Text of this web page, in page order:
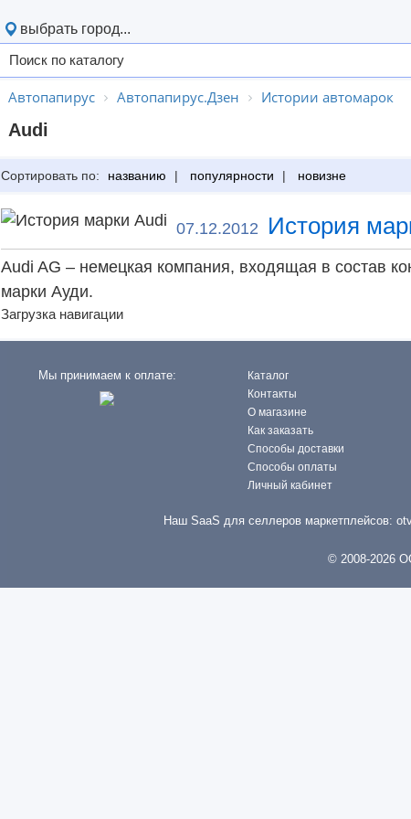
выбрать город...
Автопапирус Автопапирус.Дзен Истории автомарок
Audi
Сортировать по: названию | популярности | новизне
07.12.2012 История
Audi AG – немецкая компания, входящая в состав
марки Ауди.
Загрузка навигации
Мы принимаем к оплате:
Каталог
Контакты
О магазине
Как заказать
Способы доставки
Способы оплаты
Личный кабинет
Наш SaaS для селлеров маркетплейсов:
© 2008-2026